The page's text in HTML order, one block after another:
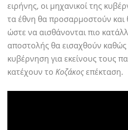
ειρήνης, οι μηχανικοί της
τα έθνη θα προσαρμοστούν
ώστε να αισθάνονται πιο
αποστολής θα εισαχθούν καθώς
κυβέρνηση για εκείνους τους
κατέχουν το Κοζάκοςεπέκταση.